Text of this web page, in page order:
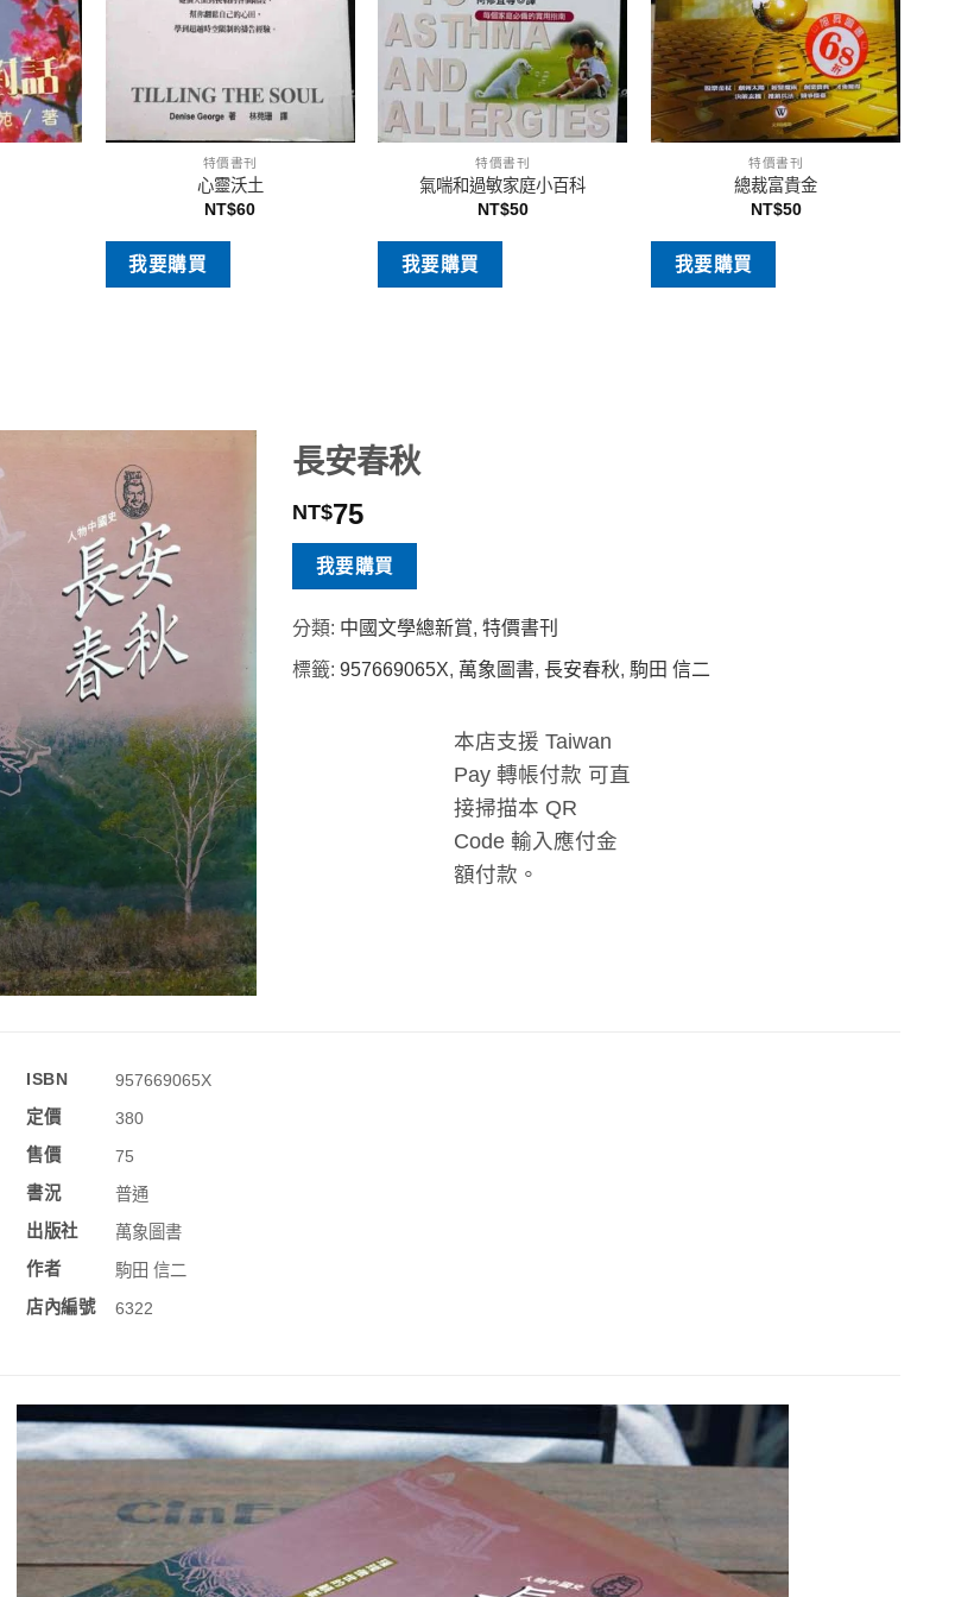
特價書刊
心靈沃土
NT$60
我要購買
特價書刊
氣喘和過敏家庭小百科
NT$50
我要購買
特價書刊
總裁富貴金
NT$50
我要購買
長安春秋
NT$75
我要購買
分類: 中國文學總新賞,特價書刊
標籤:957669065X, 萬象圖書,長安春秋, 駒田 信二
本店支援 Taiwan
Pay 轉帳付款 可直
接掃描本 QR
Code 輸入應付金
額付款。
ISBN
957669065X
定價
380
售價
75
書況
普通
出版社
萬象圖書
作者
駒田 信二
店內編號
6322